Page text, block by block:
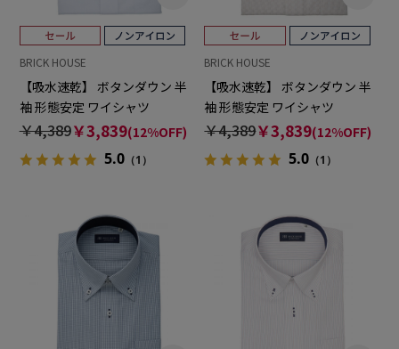
BRICK HOUSE
【吸水速乾】 ボタンダウン 半
袖 形態安定 ワイシャツ
￥4,389￥3,839(12%OFF)
5.0（1）
BRICK HOUSE
【吸水速乾】 ボタンダウン 半
袖 形態安定 ワイシャツ
￥4,389￥3,839(12%OFF)
5.0 （1）